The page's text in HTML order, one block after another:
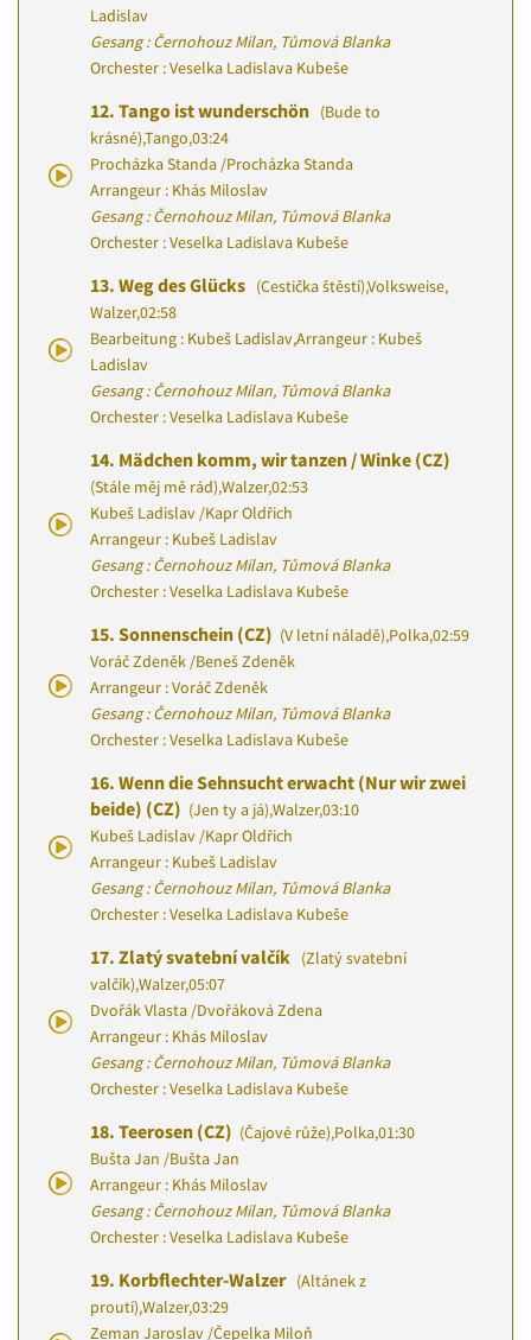
Ladislav
Gesang : Černohouz Milan, Tůmová Blanka
Orchester : Veselka Ladislava Kubeše
12. Tango ist wunderschön (Bude to
krásné),Tango,03:24
Procházka Standa /Procházka Standa
Arrangeur : Khás Miloslav
Gesang : Černohouz Milan, Tůmová Blanka
Orchester : Veselka Ladislava Kubeše
13. Weg des Glücks (Cestička štěstí),Volksweise,
Walzer,02:58
Bearbeitung : Kubeš Ladislav,Arrangeur : Kubeš
Ladislav
Gesang : Černohouz Milan, Tůmová Blanka
Orchester : Veselka Ladislava Kubeše
14. Mädchen komm, wir tanzen / Winke (CZ)
(Stále měj mě rád),Walzer,02:53
Kubeš Ladislav /Kapr Oldřich
Arrangeur : Kubeš Ladislav
Gesang : Černohouz Milan, Tůmová Blanka
Orchester : Veselka Ladislava Kubeše
15. Sonnenschein (CZ) (V letní náladě),Polka,02:59
Voráč Zdeněk /Beneš Zdeněk
Arrangeur : Voráč Zdeněk
Gesang : Černohouz Milan, Tůmová Blanka
Orchester : Veselka Ladislava Kubeše
16. Wenn die Sehnsucht erwacht (Nur wir zwei
beide) (CZ) (Jen ty a já),Walzer,03:10
Kubeš Ladislav /Kapr Oldřich
Arrangeur : Kubeš Ladislav
Gesang : Černohouz Milan, Tůmová Blanka
Orchester : Veselka Ladislava Kubeše
17. Zlatý svatební valčík (Zlatý svatební
valčík),Walzer,05:07
Dvořák Vlasta /Dvořáková Zdena
Arrangeur : Khás Miloslav
Gesang : Černohouz Milan, Tůmová Blanka
Orchester : Veselka Ladislava Kubeše
18. Teerosen (CZ) (Čajové růže),Polka,01:30
Bušta Jan /Bušta Jan
Arrangeur : Khás Miloslav
Gesang : Černohouz Milan, Tůmová Blanka
Orchester : Veselka Ladislava Kubeše
19. Korbflechter-Walzer (Altánek z
proutí),Walzer,03:29
Zeman Jaroslav /Čepelka Miloň